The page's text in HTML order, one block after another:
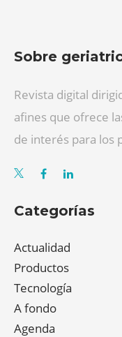
Sobre
Revista digital
afines que ofrece
de interés para los
Categorías
Actualidad
Productos
Tecnología
A fondo
Agenda